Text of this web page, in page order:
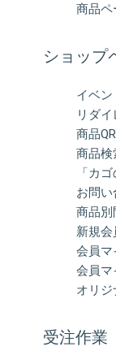
商品ペ
ショップ
イベ
リダ
商品
商品検
「カ
お問
商品別
新規
会員マ
会員マ
オリ
受注作業